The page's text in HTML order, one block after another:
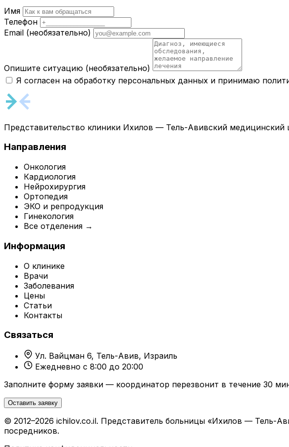
Имя
Телефон
Email (необязательно)
Опишите ситуацию (необязательно)
Я согласен на обработку персональных данных и принимаю
Представительство клиники Ихилов — Тель-Авивский
Направления
Онкология
Кардиология
Нейрохирургия
Ортопедия
ЭКО и репродукция
Гинекология
Все отделения →
Информация
О клинике
Врачи
Заболевания
Цены
Статьи
Контакты
Связаться
Ул. Вайцман 6, Тель-Авив, Израиль
Ежедневно с 8:00 до 20:00
Заполните форму заявки — координатор перезвонит в течение 30
Оставить заявку
© 2012–2026 ichilov.co.il. Представитель больницы «Ихилов — Тель-
посредников.